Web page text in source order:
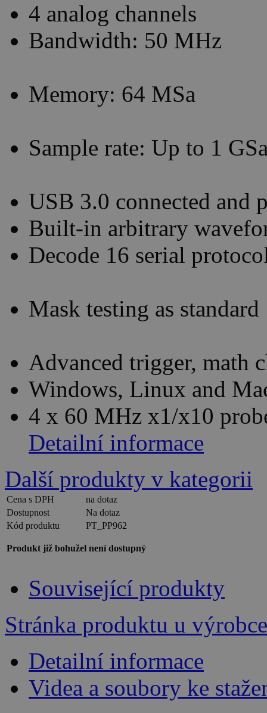
4 analog channels
Bandwidth: 50 MHz
Memory: 64 MSa
Sample rate: Up to 1
USB 3.0 connected and
Built-in arbitrary
Decode 16 serial
Mask testing as standard
Advanced trigger, math
Windows, Linux and
4 x 60 MHz x1/x10
Detailní informace
Další produkty v kategorii
Cena s DPH
na dotaz
Dostupnost
Na dotaz
Kód produktu
PT_PP962
Produkt již bohužel není dostupný
Související produkty
Stránka produktu u výrobce
Detailní informace
Videa a soubory ke